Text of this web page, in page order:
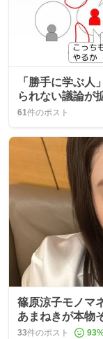
「勝手に学ぶ
られない議論が
61件のポスト
篠原涼子モノマ
あまねきが本物
33件のポスト 93